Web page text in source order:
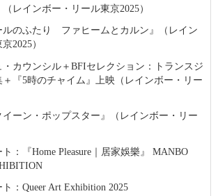
レインボー・リール東京2025）
ルのふたり ファヒームとカルン』（レイン
2025）
カウンシル＋BFIセレクション：トランスジ
＋『5時のチャイム』上映（レインボー・リー
ーン・ポップスター』（レインボー・リー
：『Home Pleasure｜居家娛樂』 MANBO
：Queer Art Exhibition 2025